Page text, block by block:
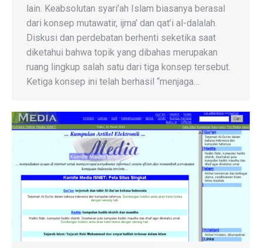
lain. Keabsolutan syari’ah Islam biasanya berasal
dari konsep mutawatir, ijma’ dan qat’i al-dalalah.
Diskusi dan perdebatan berhenti seketika saat
diketahui bahwa topik yang dibahas merupakan
ruang lingkup salah satu dari tiga konsep tersebut.
Ketiga konsep ini telah berhasil “menjaga…